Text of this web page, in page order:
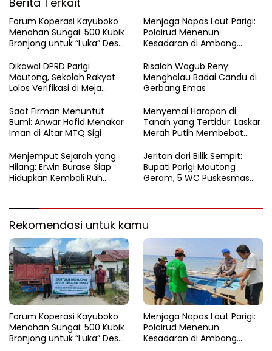
Forum Koperasi Kayuboko
Menahan Sungai: 500 Kubik
Bronjong untuk “Luka” Desa
​Menjaga Napas Laut Parigi:
Polairud Menenun
Kesadaran di Ambang
Dikawal DPRD Parigi
Moutong, Sekolah Rakyat
Lolos Verifikasi di Meja
Risalah Wagub Reny:
Menghalau Badai Candu di
Gerbang Emas
Saat Firman Menuntut
Bumi: Anwar Hafid Menakar
Iman di Altar MTQ Sigi
Menyemai Harapan di
Tanah yang Tertidur: Laskar
Merah Putih Membebat
Menjemput Sejarah yang
Hilang: Erwin Burase Siap
Hidupkan Kembali Ruh
Kuliner Parigi
Jeritan dari Bilik Sempit:
Bupati Parigi Moutong
Geram, 5 WC Puskesmas
Rekomendasi untuk kamu
Forum Koperasi Kayuboko
Menahan Sungai: 500 Kubik
Bronjong untuk “Luka” Desa
​Menjaga Napas Laut Parigi:
Polairud Menenun
Kesadaran di Ambang